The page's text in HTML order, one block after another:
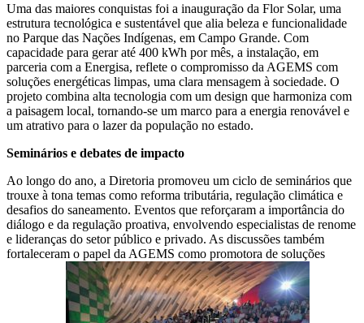
Uma das maiores conquistas foi a inauguração da Flor Solar, uma
estrutura tecnológica e sustentável que alia beleza e funcionalidade
no Parque das Nações Indígenas, em Campo Grande. Com
capacidade para gerar até 400 kWh por mês, a instalação, em
parceria com a Energisa, reflete o compromisso da AGEMS com
soluções energéticas limpas, uma clara mensagem à sociedade. O
projeto combina alta tecnologia com um design que harmoniza com
a paisagem local, tornando-se um marco para a energia renovável e
um atrativo para o lazer da população no estado.
Seminários e debates de impacto
Ao longo do ano, a Diretoria promoveu um ciclo de seminários que
trouxe à tona temas como reforma tributária, regulação climática e
desafios do saneamento. Eventos que reforçaram a importância do
diálogo e da regulação proativa, envolvendo especialistas de renome
e lideranças do setor público e privado. As discussões também
fortaleceram o papel da AGEMS como promotora de soluções